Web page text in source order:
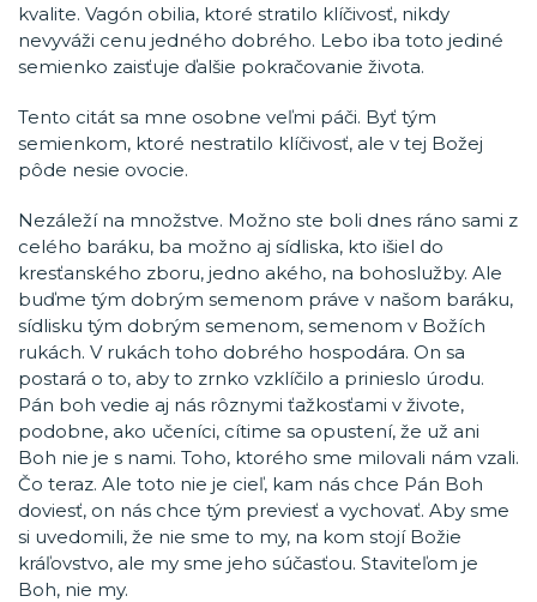
kvalite. Vagón obilia, ktoré stratilo klíčivosť, nikdy
nevyváži cenu jedného dobrého. Lebo iba toto jediné
semienko zaisťuje ďalšie pokračovanie života.
Tento citát sa mne osobne veľmi páči. Byť tým
semienkom, ktoré nestratilo klíčivosť, ale v tej Božej
pôde nesie ovocie.
Nezáleží na množstve. Možno ste boli dnes ráno sami z
celého baráku, ba možno aj sídliska, kto išiel do
kresťanského zboru, jedno akého, na bohoslužby. Ale
buďme tým dobrým semenom práve v našom baráku,
sídlisku tým dobrým semenom, semenom v Božích
rukách. V rukách toho dobrého hospodára. On sa
postará o to, aby to zrnko vzklíčilo a prinieslo úrodu.
Pán boh vedie aj nás rôznymi ťažkosťami v živote,
podobne, ako učeníci, cítime sa opustení, že už ani
Boh nie je s nami. Toho, ktorého sme milovali nám vzali.
Čo teraz. Ale toto nie je cieľ, kam nás chce Pán Boh
doviesť, on nás chce tým previesť a vychovať. Aby sme
si uvedomili, že nie sme to my, na kom stojí Božie
kráľovstvo, ale my sme jeho súčasťou. Staviteľom je
Boh, nie my.